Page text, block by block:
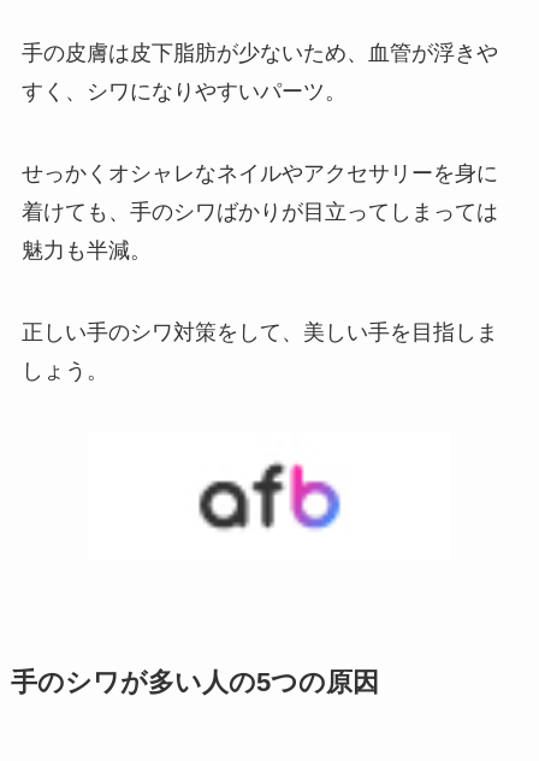
手の皮膚は皮下脂肪が少ないため、血管が浮きや
すく、シワになりやすいパーツ。
せっかくオシャレなネイルやアクセサリーを身に
着けても、手のシワばかりが目立ってしまっては
魅力も半減。
正しい手のシワ対策をして、美しい手を目指しま
しょう。
手のシワが多い人の5つの原因